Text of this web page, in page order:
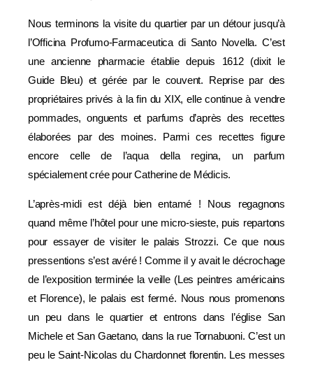
Nous terminons la visite du quartier par un détour jusqu’à
l’Officina Profumo-Farmaceutica di Santo Novella. C’est
une ancienne pharmacie établie depuis 1612 (dixit le
Guide Bleu) et gérée par le couvent. Reprise par des
propriétaires privés à la fin du XIX, elle continue à vendre
pommades, onguents et parfums d’après des recettes
élaborées par des moines. Parmi ces recettes figure
encore celle de l’aqua della regina, un parfum
spécialement crée pour Catherine de Médicis.
L’après-midi est déjà bien entamé ! Nous regagnons
quand même l’hôtel pour une micro-sieste, puis repartons
pour essayer de visiter le palais Strozzi. Ce que nous
pressentions s’est avéré ! Comme il y avait le décrochage
de l’exposition terminée la veille (Les peintres américains
et Florence), le palais est fermé. Nous nous promenons
un peu dans le quartier et entrons dans l’église San
Michele et San Gaetano, dans la rue Tornabuoni. C’est un
peu le Saint-Nicolas du Chardonnet florentin. Les messes